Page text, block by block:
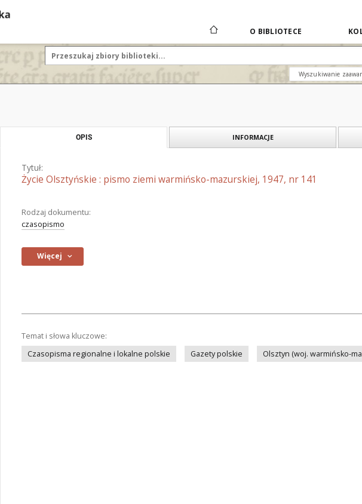
O BIBLIOTECE
Wyszukiwanie
OPIS INFORMACJE
Tytuł:
Życie Olsztyńskie : pismo ziemi warmińsko-mazurskiej, 1947, nr 141
Rodzaj dokumentu:
czasopismo
Więcej
Temat i słowa kluczowe:
Czasopisma regionalne i lokalne polskie
Gazety polskie Olsztyn (woj. warmińsko-